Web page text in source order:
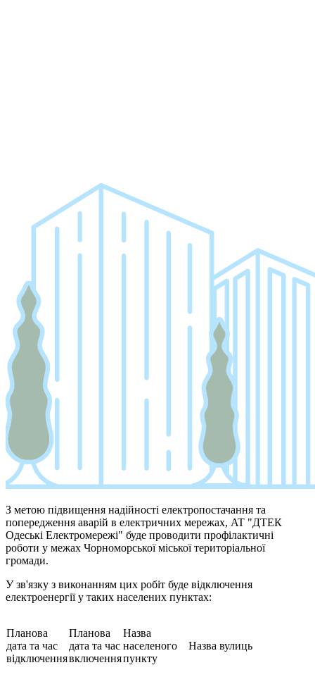
З метою підвищення надійності електропостачання та
попередження аварій в електричних мережах, AT "ДТЕК
Одеські Електромережі" буде проводити профілактичні
роботи у межах Чорноморської міської територіальної
громади.
У зв'язку з виконанням цих робіт буде відключення
електроенергії у таких населених пунктах:
Планова
дата та час
відключення
Планова
дата та час
включення
Назва
населеного
пункту
Назва вулиць